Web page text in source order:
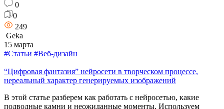
0
0
249
Geka
15 марта
#Статьи #Веб-дизайн
“Цифровая фантазия” нейросети в творческом процессе,
нереальный характер генерируемых изображений
В этой статье разберем как работать с нейросетью, какие
подводные камни и неожиданные моменты. Используем